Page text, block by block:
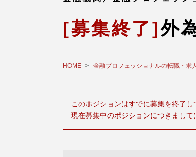
[募集終了]外
HOME 金融プロフェッショナルの転職・求
このポジションはすでに募集を終了し
現在募集中のポジションにつきまし